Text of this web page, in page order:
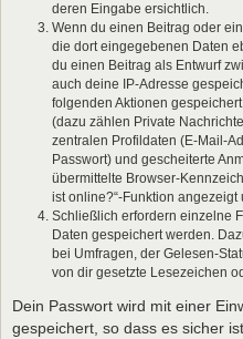
deren Eingabe ersichtlich.
Wenn du einen Beitrag oder
die dort eingegebenen Daten
du einen Beitrag als Entwurf
auch deine IP-Adresse
folgenden Aktionen
(dazu zählen Private
zentralen Profildaten (E-Mail-
Passwort) und gescheiterte
übermittelte Browser-
ist online?“-Funktion
Schließlich erfordern einzelne
Daten gespeichert werden.
bei Umfragen, der Gelesen-
von dir gesetzte Lesezeichen
Dein Passwort wird mit einer
gespeichert, so dass es sicher